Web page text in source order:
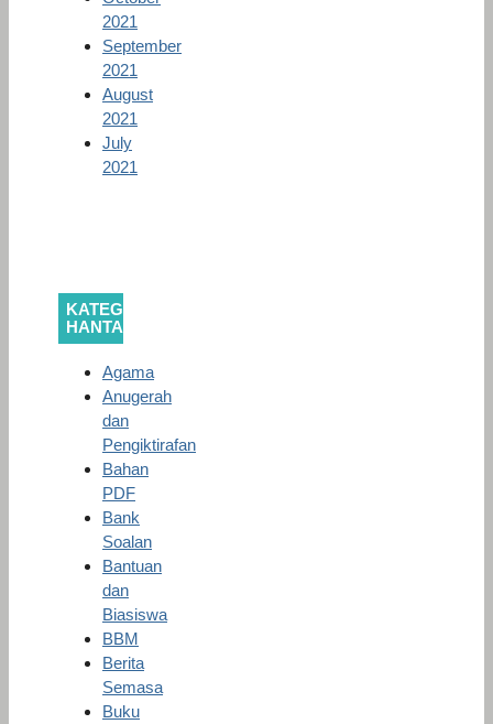
2021
September
2021
August
2021
July
2021
KATEGORI
HANTARAN
Agama
Anugerah
dan
Pengiktirafan
Bahan
PDF
Bank
Soalan
Bantuan
dan
Biasiswa
BBM
Berita
Semasa
Buku